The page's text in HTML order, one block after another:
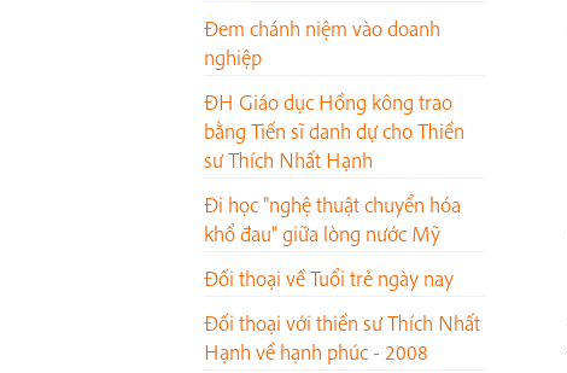
Đem chánh niệm vào doanh
nghiệp
ĐH Giáo dục Hồng kông trao
bằng Tiến sĩ danh dự cho Thiền
sư Thích Nhất Hạnh
Đi học "nghệ thuật chuyển hóa
khổ đau" giữa lòng nước Mỹ
Đối thoại về Tuổi trẻ ngày nay
Đối thoại với thiền sư Thích Nhất
Hạnh về hạnh phúc - 2008